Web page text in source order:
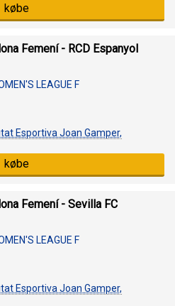
købe
Femení - RCD Espanyol
LEAGUE F
Esportiva Joan Gamper,
købe
Femení - Sevilla FC
LEAGUE F
Esportiva Joan Gamper,